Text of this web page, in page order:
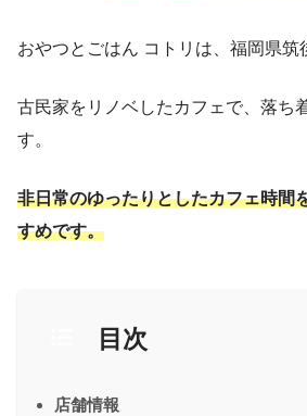
おやつとごはん コトリは、福岡県筑
古民家をリノベしたカフェで、落ち
す。
非日常のゆったりとしたカフェ時間
すめです。
目次
店舗情報